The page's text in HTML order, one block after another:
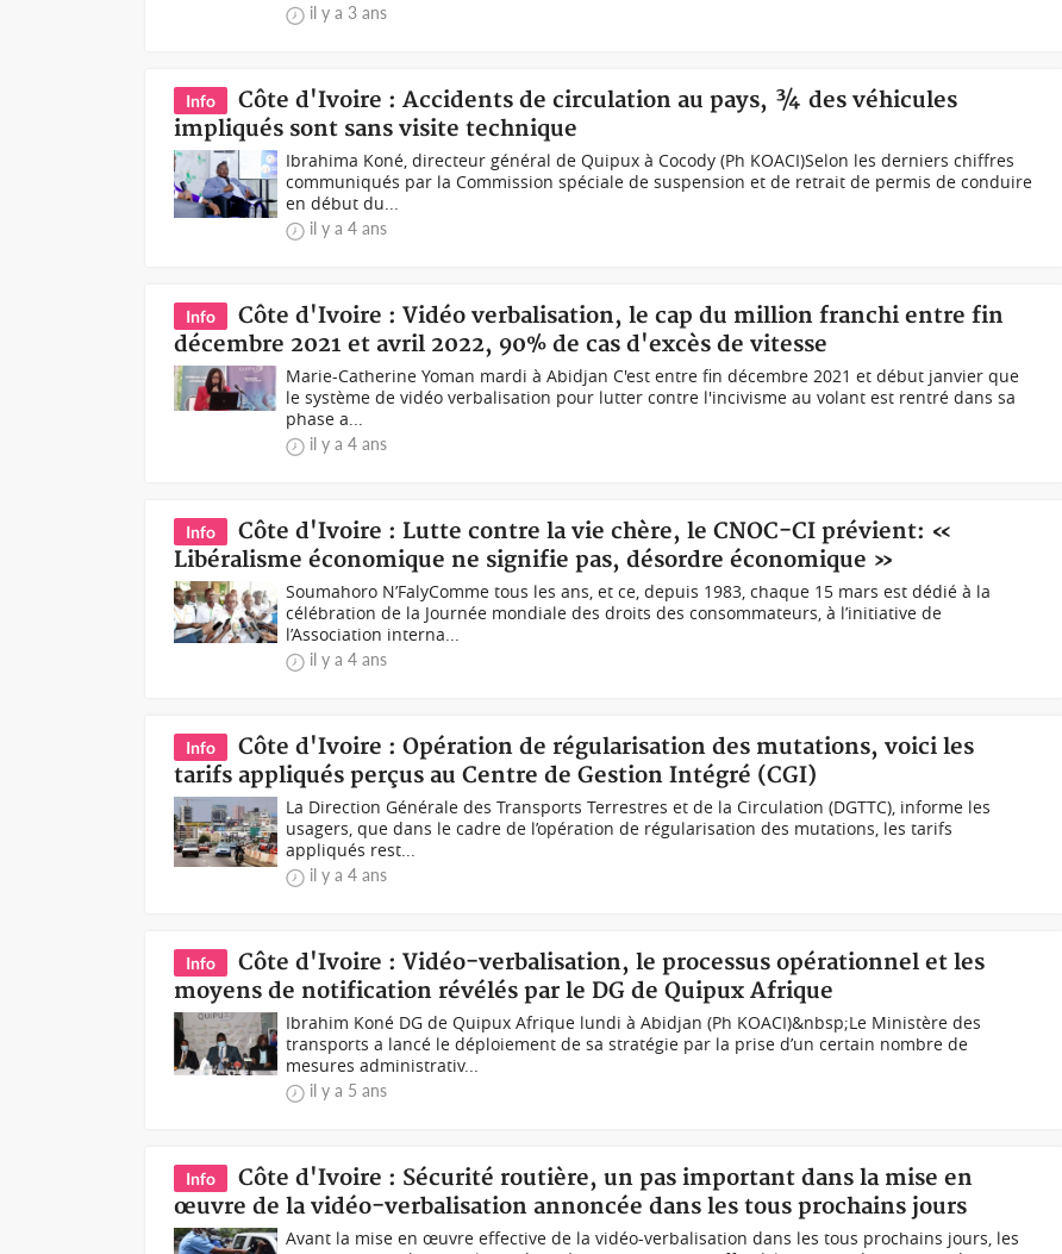
il y a 3 ans
Info
Côte d'Ivoire : Accidents de circulation au pays, ¾ des véhicules
impliqués sont sans visite technique
Ibrahima Koné, directeur général de Quipux à Cocody (Ph KOACI)Selon les derniers chiffres
communiqués par la Commission spéciale de suspension et de retrait de permis de conduire
en début du...
il y a 4 ans
Info
Côte d'Ivoire : Vidéo verbalisation, le cap du million franchi entre fin
décembre 2021 et avril 2022, 90% de cas d'excès de vitesse
Marie-Catherine Yoman mardi à Abidjan C'est entre fin décembre 2021 et début janvier que
le système de vidéo verbalisation pour lutter contre l'incivisme au volant est rentré dans sa
phase a...
il y a 4 ans
Info
Côte d'Ivoire : Lutte contre la vie chère, le CNOC-CI prévient: «
Libéralisme économique ne signifie pas, désordre économique »
Soumahoro N’FalyComme tous les ans, et ce, depuis 1983, chaque 15 mars est dédié à la
célébration de la Journée mondiale des droits des consommateurs, à l’initiative de
l’Association interna...
il y a 4 ans
Info
Côte d'Ivoire : Opération de régularisation des mutations, voici les
tarifs appliqués perçus au Centre de Gestion Intégré (CGI)
La Direction Générale des Transports Terrestres et de la Circulation (DGTTC), informe les
usagers, que dans le cadre de l’opération de régularisation des mutations, les tarifs
appliqués rest...
il y a 4 ans
Info
Côte d'Ivoire : Vidéo-verbalisation, le processus opérationnel et les
moyens de notification révélés par le DG de Quipux Afrique
Ibrahim Koné DG de Quipux Afrique lundi à Abidjan (Ph KOACI)&nbsp;Le Ministère des
transports a lancé le déploiement de sa stratégie par la prise d’un certain nombre de
mesures administrativ...
il y a 5 ans
Info
Côte d'Ivoire : Sécurité routière, un pas important dans la mise en
œuvre de la vidéo-verbalisation annoncée dans les tous prochains jours
Avant la mise en œuvre effective de la vidéo-verbalisation dans les tous prochains jours, les